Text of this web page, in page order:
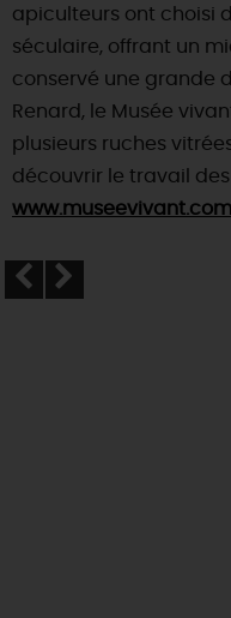
apiculteurs ont choisi
séculaire, offrant un
conservé une grande
Renard, le Musée
plusieurs ruches
découvrir le travail des
www.museevivant.com